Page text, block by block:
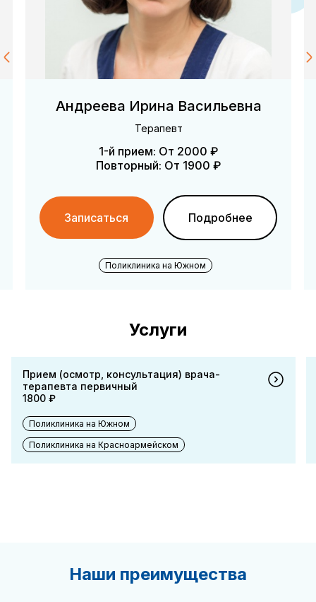
Лазаренко Илья Вячеславович
Пульмонолог, Терапевт
1-й прием: От 1800 ₽
Повторный: От 1700 ₽
Записаться Подробнее
Поликлиника на Красноармейском
Услуги
Прием (осмотр, консультация) врача-
терапевта первичный
1800 ₽
Поликлиника на Южном
Поликлиника на Красноармейском
Наши преимущества